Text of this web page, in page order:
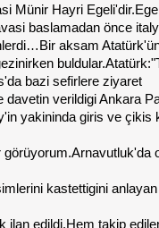
Münir Hayri
baslamadan önce
aksam
bazi sefirlere ziyaret
davetin verildigi Ankara
yakininda giris ve çikis
kastettigini
ilan edildi.Hem takip